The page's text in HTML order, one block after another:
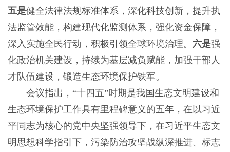
五是健全法律法规标准体系，深化科技创新，提升执
法监管效能，构建现代化监测体系，强化资金保障，
深入实施全民行动，积极引领全球环境治理。 六是强
化政治机关建设，持续为基层减负赋能，加强干部人
才队伍建设，锻造生态环境保护铁军。
会议指出，“十四五”时期是我国生态文明建设和
生态环境保护工作具有里程碑意义的五年，在以习近
平同志为核心的党中央坚强领导下，在习近平生态文
明思想科学指引下，污染防治攻坚战纵深推进、标志